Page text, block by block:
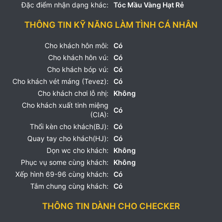
Đặc điểm nhận dạng khác:
Tóc Mầu Vàng Hạt Rẻ
THÔNG TIN KỸ NĂNG LÀM TÌNH CÁ NHÂN
Cho khách hôn môi:
Có
Cho khách hôn vú:
Có
Cho khách bóp vú:
Có
Cho khách vét máng (Tevez):
Có
Cho khách chơi lỗ nhị:
Không
Cho khách xuất tinh miệng
(CIA):
Có
Thổi kèn cho khách(BJ):
Có
Quay tay cho khách(HJ):
Có
Dọn wc cho khách:
Không
Phục vụ some cùng khách:
Không
Xếp hình 69-96 cùng khách:
Có
Tắm chung cùng khách:
Có
THÔNG TIN DÀNH CHO CHECKER